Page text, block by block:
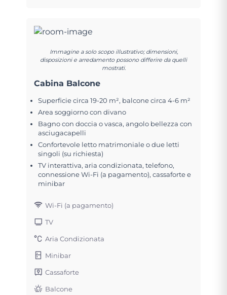
Immagine a solo scopo illustrativo; dimensioni,
disposizioni e arredamento possono differire da quelli
mostrati.
Cabina Balcone
Superficie circa 19-20 m², balcone circa 4-6 m²
Area soggiorno con divano
Bagno con doccia o vasca, angolo bellezza con
asciugacapelli
Confortevole letto matrimoniale o due letti
singoli (su richiesta)
TV interattiva, aria condizionata, telefono,
connessione Wi-Fi (a pagamento), cassaforte e
minibar
Wi-Fi (a pagamento)
TV
Aria Condizionata
Minibar
Cassaforte
Balcone